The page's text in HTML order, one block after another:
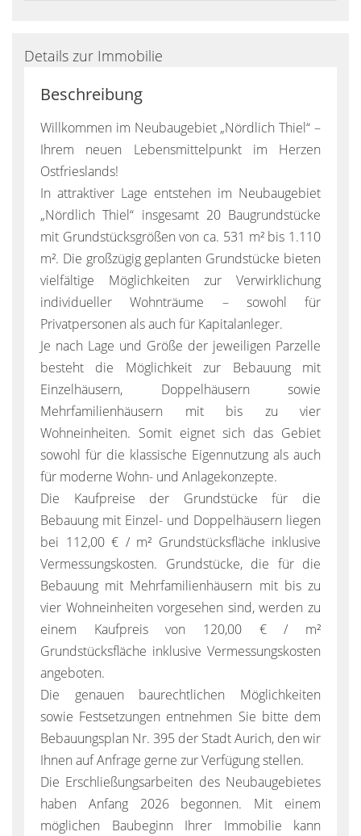
Details zur Immobilie
Beschreibung
Willkommen im Neubaugebiet „Nördlich Thiel“ –
Ihrem neuen Lebensmittelpunkt im Herzen
Ostfrieslands!
In attraktiver Lage entstehen im Neubaugebiet
„Nördlich Thiel“ insgesamt 20 Baugrundstücke
mit Grundstücksgrößen von ca. 531 m² bis 1.110
m². Die großzügig geplanten Grundstücke bieten
vielfältige Möglichkeiten zur Verwirklichung
individueller Wohnträume – sowohl für
Privatpersonen als auch für Kapitalanleger.
Je nach Lage und Größe der jeweiligen Parzelle
besteht die Möglichkeit zur Bebauung mit
Einzelhäusern, Doppelhäusern sowie
Mehrfamilienhäusern mit bis zu vier
Wohneinheiten. Somit eignet sich das Gebiet
sowohl für die klassische Eigennutzung als auch
für moderne Wohn- und Anlagekonzepte.
Die Kaufpreise der Grundstücke für die
Bebauung mit Einzel- und Doppelhäusern liegen
bei 112,00 € / m² Grundstücksfläche inklusive
Vermessungskosten. Grundstücke, die für die
Bebauung mit Mehrfamilienhäusern mit bis zu
vier Wohneinheiten vorgesehen sind, werden zu
einem Kaufpreis von 120,00 € / m²
Grundstücksfläche inklusive Vermessungskosten
angeboten.
Die genauen baurechtlichen Möglichkeiten
sowie Festsetzungen entnehmen Sie bitte dem
Bebauungsplan Nr. 395 der Stadt Aurich, den wir
Ihnen auf Anfrage gerne zur Verfügung stellen.
Die Erschließungsarbeiten des Neubaugebietes
haben Anfang 2026 begonnen. Mit einem
möglichen Baubeginn Ihrer Immobilie kann